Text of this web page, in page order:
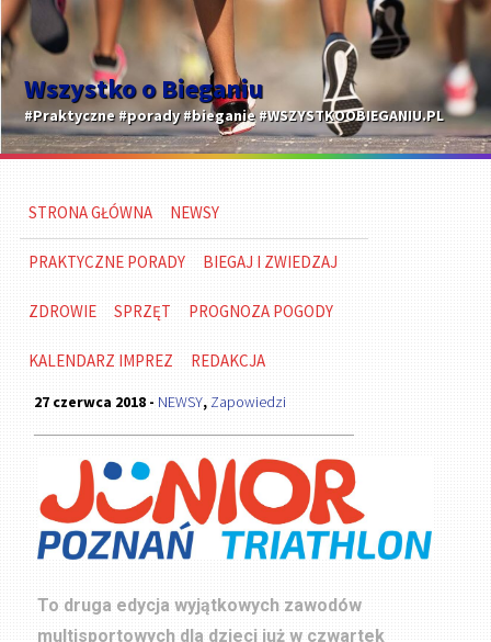
Wszystko o Bieganiu
#Praktyczne #porady #bieganie #WSZYSTKOOBIEGANIU.PL
STRONA GŁÓWNA NEWSY
PRAKTYCZNE PORADY BIEGAJ I ZWIEDZAJ
ZDROWIE SPRZĘT PROGNOZA POGODY
KALENDARZ IMPREZ REDAKCJA
27 czerwca 2018 - NEWSY, Zapowiedzi
To druga edycja wyjątkowych zawodów
multisportowych dla dzieci już w czwartek